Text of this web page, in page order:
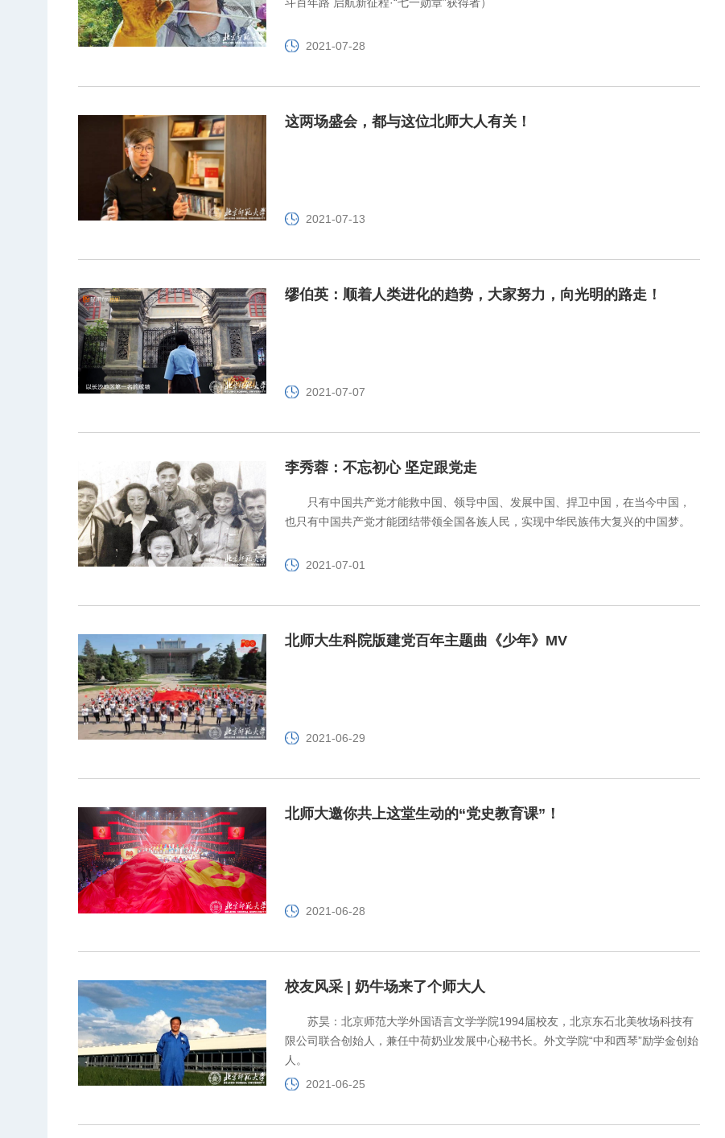
2021-07-28
这两场盛会，都与这位北师大人有关！
2021-07-13
缪伯英：顺着人类进化的趋势，大家努力，向光明的路走！
2021-07-07
李秀蓉：不忘初心 坚定跟党走
只有中国共产党才能救中国、领导中国、发展中国、捍卫中国，在当今中国，
也只有中国共产党才能团结带领全国各族人民，实现中华民族伟大复兴的中国梦。
2021-07-01
北师大生科院版建党百年主题曲《少年》MV
2021-06-29
北师大邀你共上这堂生动的“党史教育课”！
2021-06-28
校友风采 | 奶牛场来了个师大人
苏昊：北京师范大学外国语言文学学院1994届校友，北京东石北美牧场科技有
限公司联合创始人，兼任中荷奶业发展中心秘书长。外文学院“中和西琴”励学金创始
人。
2021-06-25